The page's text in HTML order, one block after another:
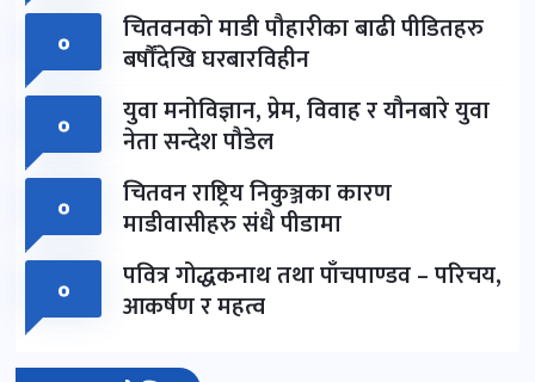
०
चितवनको माडी पौहारीका बाढी पीडितहरु
बर्षौंदेखि घरबारविहीन
०
युवा मनोविज्ञान, प्रेम, विवाह र यौनबारे युवा
नेता सन्देश पौडेल
०
चितवन राष्ट्रिय निकुञ्जका कारण
माडीवासीहरु संधै पीडामा
०
पवित्र गोद्धकनाथ तथा पाँचपाण्डव – परिचय,
आकर्षण र महत्व